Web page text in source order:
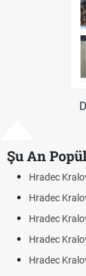
Şu An
Hradec
Hradec
Hradec
Hradec
Hradec